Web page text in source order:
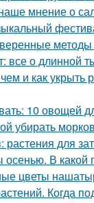
мнение о
все о длинной
и как укрыть
10 овощей
убирать
для
В
цветы
Когда